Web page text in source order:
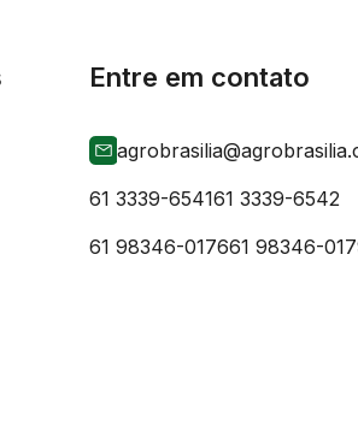
Entre em contato
61 3339-654161 3339-6542
61 98346-017661 98346-